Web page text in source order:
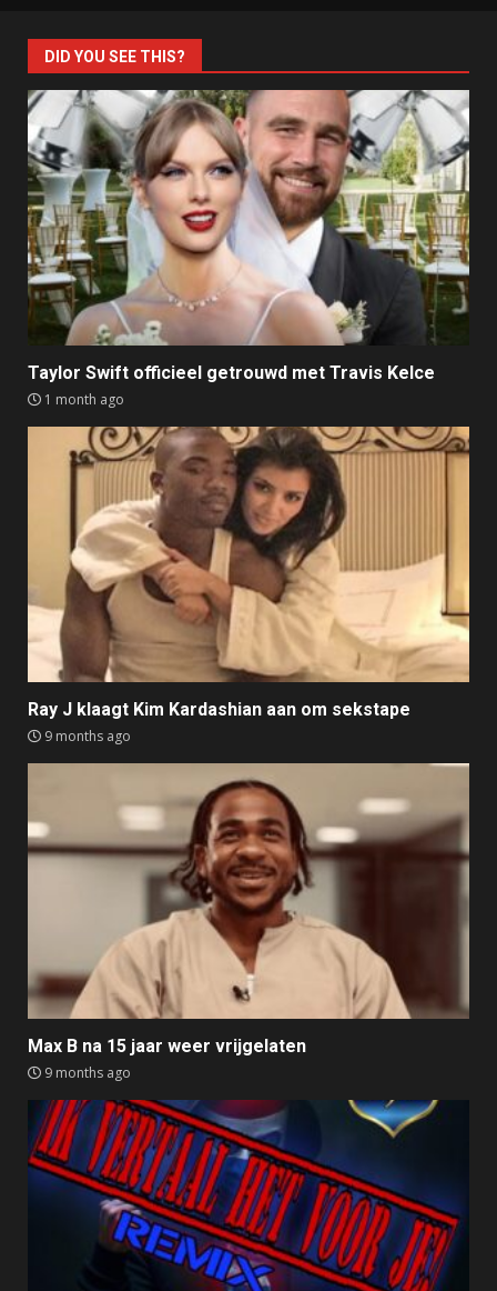
DID YOU SEE THIS?
Taylor Swift officieel getrouwd met Travis Kelce
1 month ago
Ray J klaagt Kim Kardashian aan om sekstape
9 months ago
Max B na 15 jaar weer vrijgelaten
9 months ago